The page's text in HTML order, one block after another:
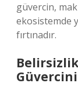
güvercin,
ekosistemde
fırtınadır.